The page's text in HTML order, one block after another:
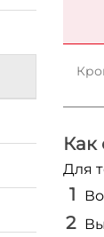
Как
Для